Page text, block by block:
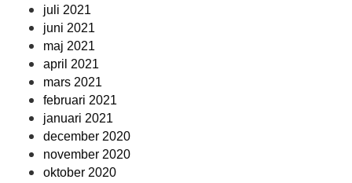
juli 2021
juni 2021
maj 2021
april 2021
mars 2021
februari 2021
januari 2021
december 2020
november 2020
oktober 2020